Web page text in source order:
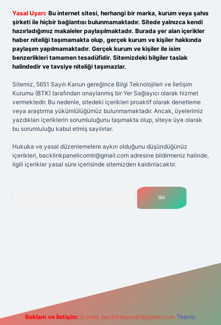
Yasal Uyarı: Bu internet sitesi, herhangi bir marka, kurum veya şahıs
şirketi ile hiçbir bağlantısı bulunmamaktadır. Sitede yalnızca kendi
hazırladığımız makaleler paylaşılmaktadır. Burada yer alan içerikler
haber niteliği taşımamakta olup, gerçek kurum ve kişiler hakkında
paylaşım yapılmamaktadır. Gerçek kurum ve kişiler ile isim
benzerlikleri tamamen tesadüfidir. Sitemizdeki bilgiler taslak
halindedir ve tavsiye niteliği taşımazlar.
Sitemiz, 5651 Sayılı Kanun gereğince Bilgi Teknolojileri ve İletişim
Kurumu (BTK) tarafından onaylanmış bir Yer Sağlayıcı olarak hizmet
vermektedir. Bu nedenle, sitedeki içerikleri proaktif olarak denetleme
veya araştırma yükümlülüğümüz bulunmamaktadır. Ancak, üyelerimiz
yazdıkları içeriklerin sorumluluğunu taşımakta olup, siteye üye olarak
bu sorumluluğu kabul etmiş sayılırlar.
Hukuka ve yasal düzenlemelere aykırı olduğunu düşündüğünüz
içerikleri, backlinkpanelicomtr@gmail.com adresine bildirmeniz halinde,
ilgili içerikler yasal süre içerisinde sitemizden kaldırılacaktır.
Reklam ve İletişim: E-mail: backlinkpaneli@gmail.com Teams: